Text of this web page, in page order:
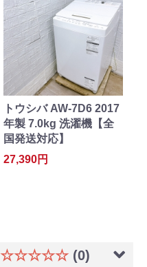
トウシバ AW-7D6 2017
年製 7.0kg 洗濯機【全
国発送対応】
27,390円
☆☆☆☆☆ (0)